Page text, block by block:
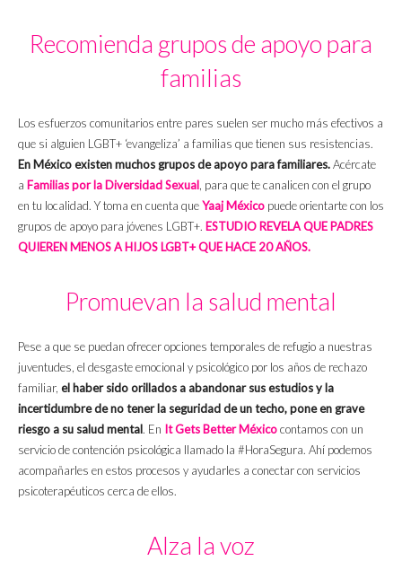
Recomienda grupos de apoyo para
familias
Los esfuerzos comunitarios entre pares suelen ser mucho más efectivos a
que si alguien LGBT+ ‘evangeliza’ a familias que tienen sus resistencias.
En México existen muchos grupos de apoyo para familiares.Acércate
a Familias por la Diversidad Sexual , para que te canalicen con el grupo
en tu localidad. Y toma en cuenta queYaaj México puede orientarte con los
grupos de apoyo para jóvenes LGBT+. ESTUDIO REVELA QUE PADRES
QUIEREN MENOS A HIJOS LGBT+ QUE HACE 20 AÑOS.
Promuevan la salud mental
Pese a que se puedan ofrecer opciones temporales de refugio a nuestras
juventudes, el desgaste emocional y psicológico por los años de rechazo
familiar, el haber sido orillados a abandonar sus estudios y la
incertidumbre de no tener la seguridad de un techo, pone en grave
riesgo a su salud mental. En It Gets Better Méxicocontamos con un
servicio de contención psicológica llamado la #HoraSegura. Ahí podemos
acompañarles en estos procesos y ayudarles a conectar con servicios
psicoterapéuticos cerca de ellos.
Alza la voz